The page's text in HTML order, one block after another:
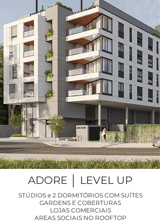
ADORE │ LEVEL UP
STÚDIOS e 2 DORMITÓRIOS COM SUÍTES
GARDENS E COBERTURAS
LOJAS COMERCIAIS
AREAS SOCIAIS NO ROOFTOP